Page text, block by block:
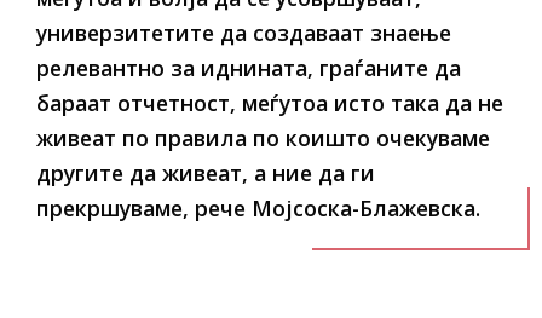
универзитетите да создаваат знаење
релевантно за иднината, граѓаните да
бараат отчетност, меѓутоа исто така да не
живеат по правила по коишто очекуваме
другите да живеат, а ние да ги
прекршуваме, рече Мојсоска-Блажевска.